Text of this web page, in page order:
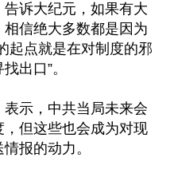
诉大纪元，如果有大
信绝大多数都是因为
起点就是在对制度的邪
出口”。
示，中共当局未来会
但这些也会成为对现
报的动力。